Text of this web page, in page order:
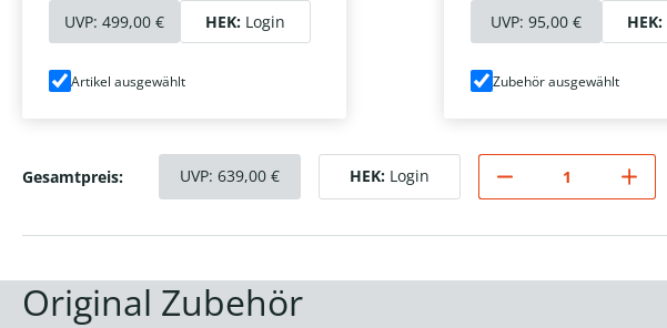
UVP: 499,00 € HEK: Login
Artikel ausgewählt
UVP: 95,00 € HEK:
Zubehör ausgewählt
Gesamtpreis: UVP: 639,00 € HEK: Login
Original Zubehör